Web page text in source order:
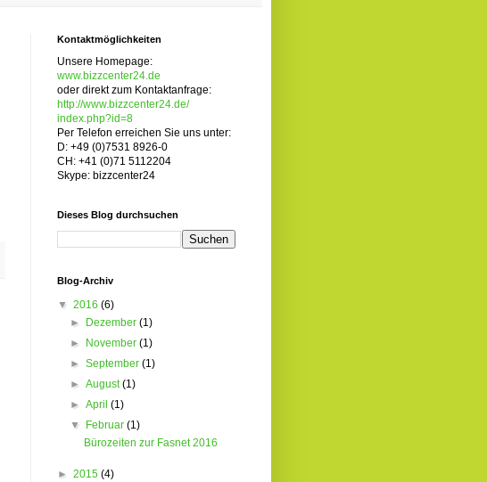
Kontaktmöglichkeiten
Unsere Homepage:
www.bizzcenter24.de
oder direkt zum Kontaktanfrage:
http://www.bizzcenter24.de/
index.php?id=8
Per Telefon erreichen Sie uns unter:
D: +49 (0)7531 8926-0
CH: +41 (0)71 5112204
Skype: bizzcenter24
Dieses Blog durchsuchen
Blog-Archiv
▼ 2016 (6)
►
Dezember(1)
►
November(1)
►September(1)
►August(1)
►April(1)
▼
Februar(1)
Bürozeiten zur Fasnet 2016
► 2015 (4)